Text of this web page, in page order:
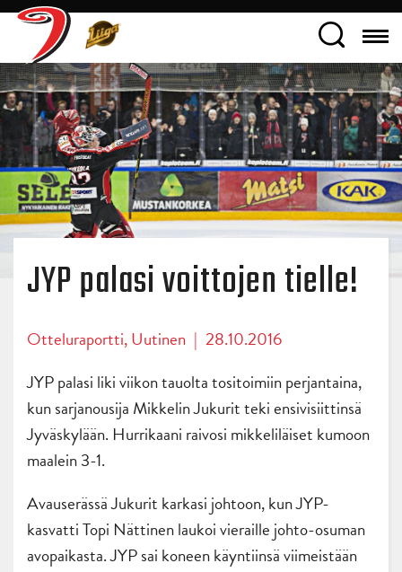
JYP palasi voittojen tielle!
Otteluraportti,Uutinen | 28.10.2016
JYP palasi liki viikon tauolta tositoimiin perjantaina,
kun sarjanousija Mikkelin Jukurit teki ensivisiittinsä
Jyväskylään. Hurrikaani raivosi mikkeliläiset kumoon
maalein 3-1.
Avauserässä Jukurit karkasi johtoon, kun JYP-
kasvatti Topi Nättinen laukoi vieraille johto-osuman
avopaikasta. JYP sai koneen käyntiinsä viimeistään